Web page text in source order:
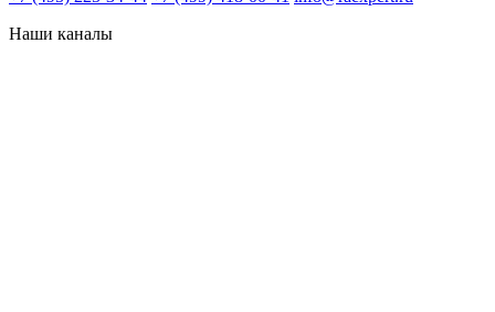
Наши каналы